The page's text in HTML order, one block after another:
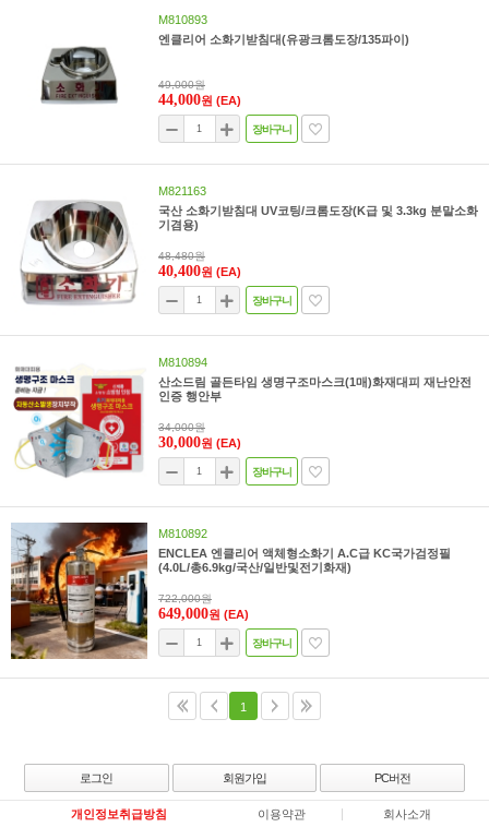
M810893
엔클리어 소화기받침대(유광크롬도장/135파이)
49,000원
44,000원 (EA)
장바구니
M821163
국산 소화기받침대 UV코팅/크롬도장(K급 및 3.3kg 분말소화
기겸용)
48,480원
40,400원 (EA)
장바구니
M810894
산소드림 골든타임 생명구조마스크(1매)화재대피 재난안전
인증 행안부
34,000원
30,000원 (EA)
장바구니
M810892
ENCLEA 엔클리어 액체형소화기 A.C급 KC국가검정필
(4.0L/총6.9kg/국산/일반및전기화재)
722,000원
649,000원 (EA)
장바구니
1
로그인 회원가입 PC버전
개인정보취급방침 이용약관 회사소개